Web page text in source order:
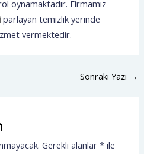
oynamaktadır. Firmamız
parlayan temizlik yerinde
vermektedir.
Sonraki Yazı →
Gerekli alanlar* ile